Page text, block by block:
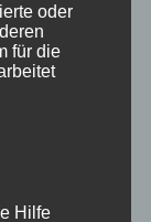
oder
für die
Hilfe